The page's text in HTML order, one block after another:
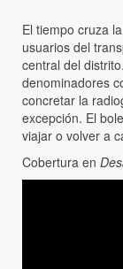
El tiempo cruza
usuarios del
central del
denominadores
concretar la
excepción. El
viajar o volver a
Cobertura en